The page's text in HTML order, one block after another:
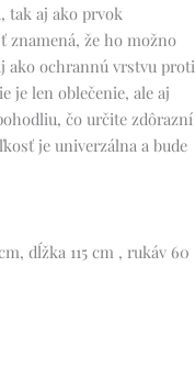
tak aj ako prvok
znamená, že ho možno
ako ochrannú vrstvu proti
je len oblečenie, ale aj
čo určite zdôrazní
je univerzálna a bude
dĺžka 115 cm , rukáv 60